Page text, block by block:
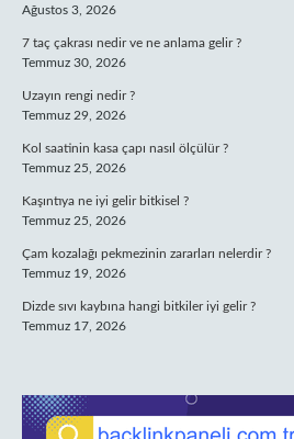
Ağustos 3, 2026
7 taç çakrası nedir ve ne anlama gelir ?
Temmuz 30, 2026
Uzayın rengi nedir ?
Temmuz 29, 2026
Kol saatinin kasa çapı nasıl ölçülür ?
Temmuz 25, 2026
Kaşıntıya ne iyi gelir bitkisel ?
Temmuz 25, 2026
Çam kozalağı pekmezinin zararları nelerdir ?
Temmuz 19, 2026
Dizde sıvı kaybına hangi bitkiler iyi gelir ?
Temmuz 17, 2026